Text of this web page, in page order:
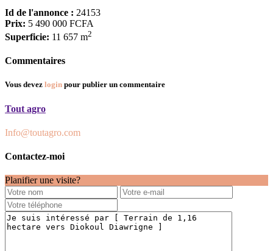
Id de l'annonce : 24153
Prix: 5 490 000 FCFA
Superficie: 11 657 m2
Commentaires
Vous devez login pour publier un commentaire
Tout agro
Info@toutagro.com
Contactez-moi
Planifier une visite?